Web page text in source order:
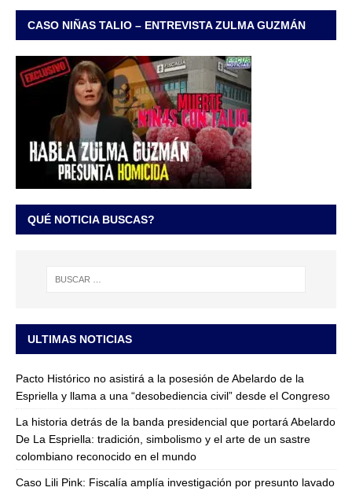
CASO NIÑAS TALIO – ENTREVISTA ZULMA GUZMÁN
QUÉ NOTICIA BUSCAS?
ULTIMAS NOTICIAS
Pacto Histórico no asistirá a la posesión de Abelardo de la
Espriella y llama a una “desobediencia civil” desde el Congreso
La historia detrás de la banda presidencial que portará Abelardo
De La Espriella: tradición, simbolismo y el arte de un sastre
colombiano reconocido en el mundo
Caso Lili Pink: Fiscalía amplía investigación por presunto lavado